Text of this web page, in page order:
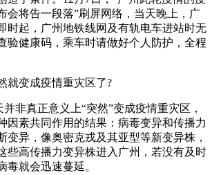
会将告一段落”刷屏网络，当天晚上，广
时起，广州地铁线网及有轨电车进站时无
验健康码，乘车时请做好个人防护，全程
就变成疫情重灾区了?
并非真正意义上“突然”变成疫情重灾区，
因素共同作用的结果：病毒变异和传播力
变异，像奥密克戎及其亚型等新变异株，
些高传播力变异株进入广州，若没有及时
毒就会迅速蔓延。